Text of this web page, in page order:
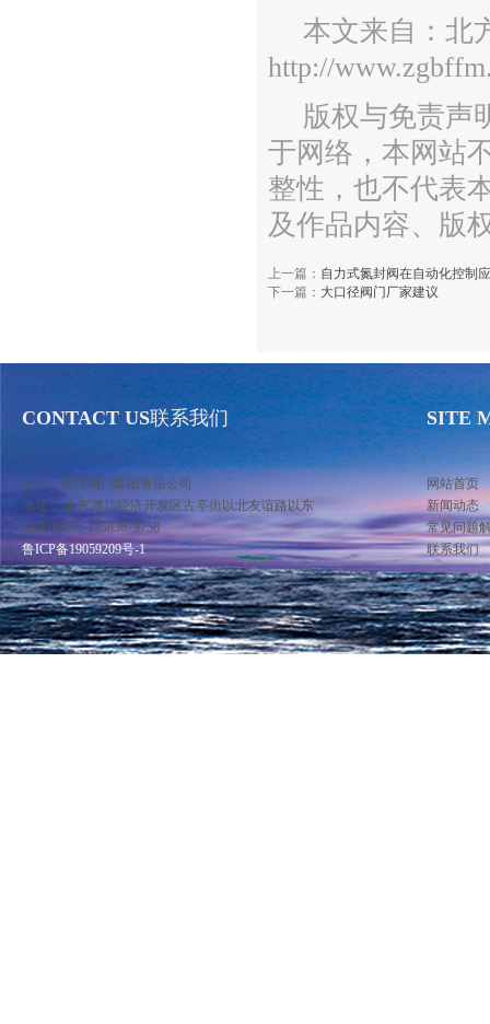
本文来自：北
http://
版权与免责声
于网络，本网站
整性，也不代表
及作品内容、版
上一篇： 自力式氮封阀在自动化控制
下一篇： 大口径阀门厂家建议
CONTACT US联系我们
公司：北方阀门集团有限公司
地址： 山东潍坊经济开发区古亭街以北友谊路以东
联系电话：13583679758
鲁ICP备19059209号-1
SITE
网站首页
新闻动态
常见问题
联系我们